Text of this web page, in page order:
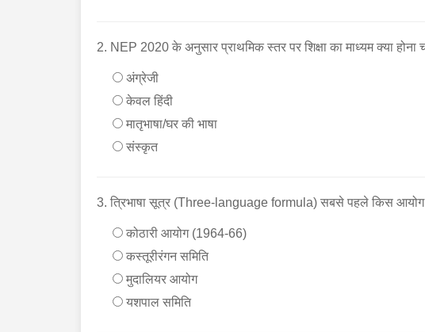
2. NEP 2020 के अनुसार प्राथमिक स्तर पर शिक्षा का माध्यम क्या होना
अंग्रेजी
केवल हिंदी
मातृभाषा/घर की भाषा
संस्कृत
3. त्रिभाषा सूत्र (Three-language formula) सबसे पहले किस आयोग
कोठारी आयोग (1964-66)
कस्तूरीरंगन समिति
मुदालियर आयोग
यशपाल समिति